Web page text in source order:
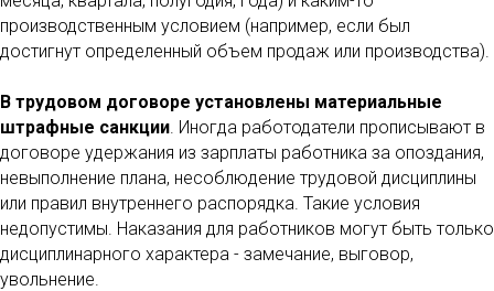
производственным условием (например, если был
достигнут определенный объем продаж или производства).
В трудовом договоре установлены материальные
штрафные санкции. Иногда работодатели прописывают в
договоре удержания из зарплаты работника за опоздания,
невыполнение плана, несоблюдение трудовой дисциплины
или правил внутреннего распорядка. Такие условия
недопустимы. Наказания для работников могут быть только
дисциплинарного характера - замечание, выговор,
увольнение.